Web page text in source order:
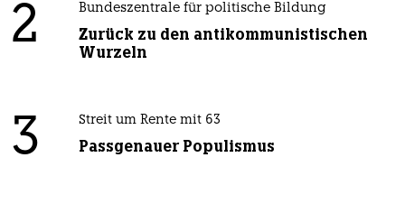
2 Bundeszentrale für politische Bildung
Zurück zu den antikommunistischen
Wurzeln
3 Streit um Rente mit 63
Passgenauer Populismus